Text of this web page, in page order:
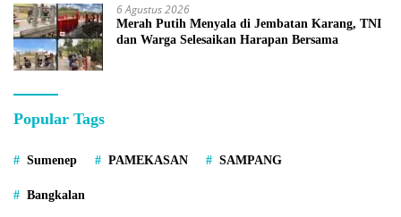
6 Agustus 2026
Merah Putih Menyala di Jembatan Karang, TNI
dan Warga Selesaikan Harapan Bersama
Popular Tags
Sumenep PAMEKASAN SAMPANG
Bangkalan